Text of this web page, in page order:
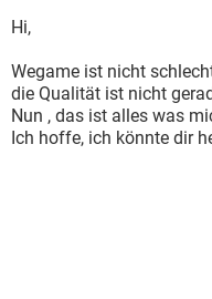
Hi,
Wegame ist nicht
die Qualität ist nicht
Nun , das ist alles was
Ich hoffe, ich könnte dir